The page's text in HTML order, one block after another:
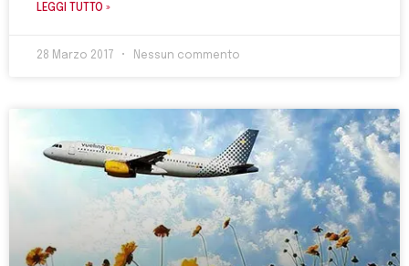
LEGGI TUTTO »
28 Marzo 2017 Nessun commento